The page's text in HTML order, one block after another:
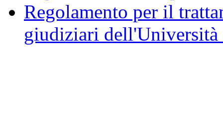
Regolamento per il
giudiziari